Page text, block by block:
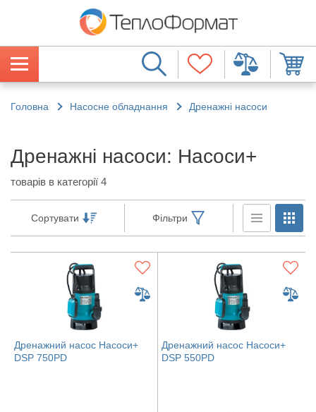
Головна Насосне обладнання Дренажні насоси
Дренажні насоси: Насоси+
товарів в категорії 4
Сортувати Фільтри
Дренажний насос Насоси+
DSP 750PD
Дренажний насос Насоси+
DSP 550PD